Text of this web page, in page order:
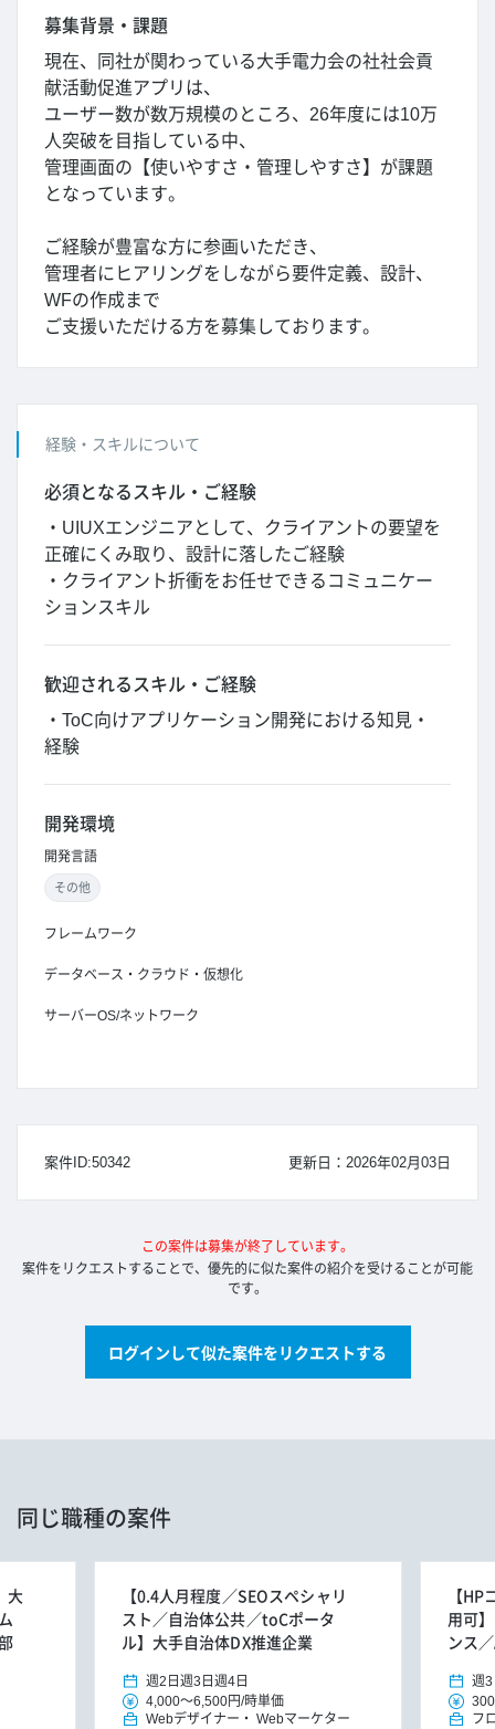
募集背景・課題
現在、同社が関わっている大手電力会の社社会貢
献活動促進アプリは、
ユーザー数が数万規模のところ、26年度には10万
人突破を目指している中、
管理画面の【使いやすさ・管理しやすさ】が課題
となっています。
ご経験が豊富な方に参画いただき、
管理者にヒアリングをしながら要件定義、設計、
WFの作成まで
ご支援いただける方を募集しております。
経験・スキルについて
必須となるスキル・ご経験
・UIUXエンジニアとして、クライアントの要望を
正確にくみ取り、設計に落したご経験
・クライアント折衝をお任せできるコミュニケー
ションスキル
歓迎されるスキル・ご経験
・ToC向けアプリケーション開発における知見・
経験
開発環境
開発言語
その他
フレームワーク
データベース・クラウド・仮想化
サーバーOS/ネットワーク
更新日：2026年02月03日
案件ID:50342
この案件は募集が終了しています。
案件をリクエストすることで、優先的に似た案件の紹介を受けることが可能
です。
ログインして似た案件をリクエストする
同じ職種の案件
大
【0.4人月程度／SEOスペシャリ
スト／自治体公共／toCポータ
ル】大手自治体DX推進企業
週2日 週3日 週4日
4,000～6,500円/時単価
Webデザイナー
Webマーケター
【
用可
ンス
週3
フ